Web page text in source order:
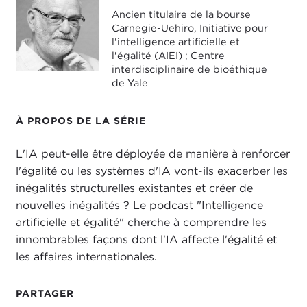
Ancien titulaire de la bourse
Carnegie-Uehiro, Initiative pour
l'intelligence artificielle et
l'égalité (AIEI) ; Centre
interdisciplinaire de bioéthique
de Yale
À PROPOS DE LA SÉRIE
L'IA peut-elle être déployée de manière à renforcer
l'égalité ou les systèmes d'IA vont-ils exacerber les
inégalités structurelles existantes et créer de
nouvelles inégalités ? Le podcast "Intelligence
artificielle et égalité" cherche à comprendre les
innombrables façons dont l'IA affecte l'égalité et
les affaires internationales.
PARTAGER
WENDELL WALLACH:
by region, what have you observed in terms of
preponderance of attitudes from region to region
or at least preponderance of concerns or
excitement?
for example. With a younger demographic you get
familiarity with technology, and therefore you are
going to need to be looking at things like: How
does consumer policy, how does the way we look
after consumers, differ for people who are very
comfortable with a gaming environment or with
Bitcoin? There is a much faster adoption there and
a much great familiarity there versus in places
I was looking at some of the stats from the